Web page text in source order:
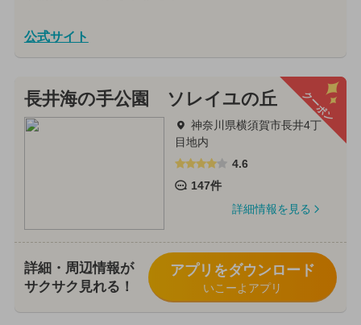
公式サイト
クーポン
長井海の手公園 ソレイユの丘
神奈川県横須賀市長井4丁
目地内
4.6
147件
詳細情報を見る
詳細・周辺情報が
サクサク見れる！
アプリをダウンロード
いこーよアプリ